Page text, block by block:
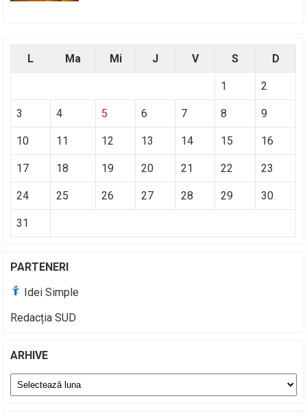
L Ma Mi J V S D
1 2
3 4 5 6 7 8 9
10 11 12 13 14 15 16
17 18 19 20 21 22 23
24 25 26 27 28 29 30
31
PARTENERI
Idei Simple
Redacția SUD
ARHIVE
Arhive